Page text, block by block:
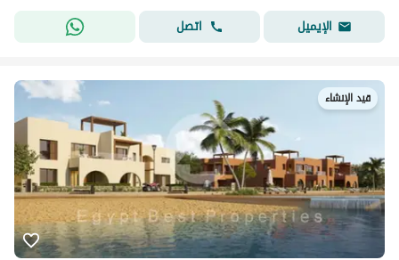
الإيميل
اتصل
قيد الإنشاء